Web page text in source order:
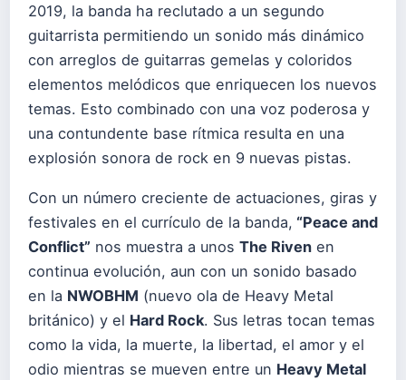
2019, la banda ha reclutado a un segundo
guitarrista permitiendo un sonido más dinámico
con arreglos de guitarras gemelas y coloridos
elementos melódicos que enriquecen los nuevos
temas. Esto combinado con una voz poderosa y
una contundente base rítmica resulta en una
explosión sonora de rock en 9 nuevas pistas.
Con un número creciente de actuaciones, giras y
festivales en el currículo de la banda, “Peace and
Conflict” nos muestra a unos The Riven en
continua evolución, aun con un sonido basado
en la NWOBHM (nuevo ola de Heavy Metal
británico) y el Hard Rock. Sus letras tocan temas
como la vida, la muerte, la libertad, el amor y el
odio mientras se mueven entre un Heavy Metal